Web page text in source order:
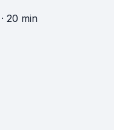
· 20 min